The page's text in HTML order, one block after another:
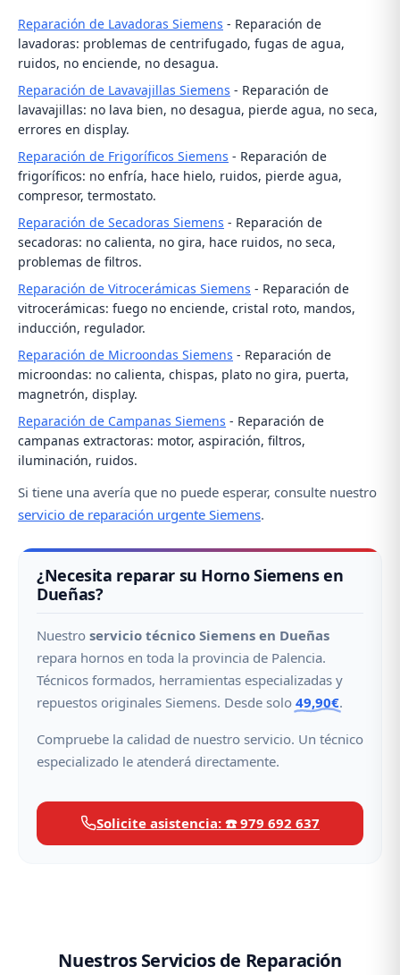
Reparación de Lavadoras Siemens - Reparación de
lavadoras: problemas de centrifugado, fugas de agua,
ruidos, no enciende, no desagua.
Reparación de Lavavajillas Siemens - Reparación de
lavavajillas: no lava bien, no desagua, pierde agua, no seca,
errores en display.
Reparación de Frigoríficos Siemens - Reparación de
frigoríficos: no enfría, hace hielo, ruidos, pierde agua,
compresor, termostato.
Reparación de Secadoras Siemens - Reparación de
secadoras: no calienta, no gira, hace ruidos, no seca,
problemas de filtros.
Reparación de Vitrocerámicas Siemens - Reparación de
vitrocerámicas: fuego no enciende, cristal roto, mandos,
inducción, regulador.
Reparación de Microondas Siemens - Reparación de
microondas: no calienta, chispas, plato no gira, puerta,
magnetrón, display.
Reparación de Campanas Siemens - Reparación de
campanas extractoras: motor, aspiración, filtros,
iluminación, ruidos.
Si tiene una avería que no puede esperar, consulte nuestro
servicio de reparación urgente Siemens.
¿Necesita reparar su Horno Siemens en
Dueñas?
Nuestro servicio técnico Siemens en Dueñas
repara hornos en toda la provincia de Palencia.
Técnicos formados, herramientas especializadas y
repuestos originales Siemens. Desde solo 49,90€.
Compruebe la calidad de nuestro servicio. Un técnico
especializado le atenderá directamente.
Solicite asistencia: ☎️ 979 692 637
Nuestros Servicios de Reparación